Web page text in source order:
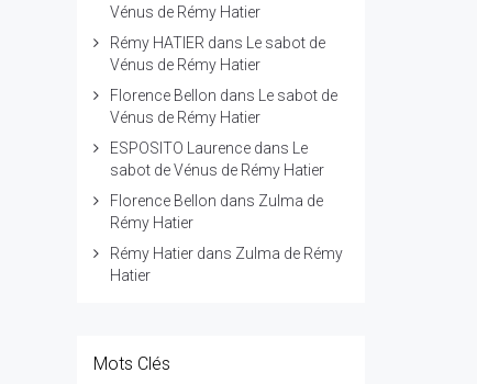
Vénus de Rémy Hatier
Rémy HATIER dans
Le sabot de
Vénus de Rémy Hatier
Florence Bellon dans
Le sabot de
Vénus de Rémy Hatier
ESPOSITO Laurencedans
Le
sabot de Vénus de Rémy Hatier
Florence Bellon dans Zulma de
Rémy Hatier
Rémy Hatierdans Zulma de Rémy
Hatier
Mots Clés